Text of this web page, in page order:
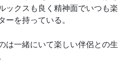
ックスも良く精神面でいつも楽
ーを持っている。
は一緒にいて楽しい伴侶との生